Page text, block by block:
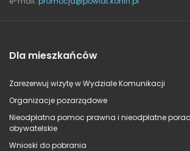
Dla mieszkańców
Zarezerwuj wizytę w Wydziale Komunikacji
Organizacje pozarządowe
Nieodpłatna pomoc prawna i nieodpłatne
obywatelskie
Wnioski do pobrania